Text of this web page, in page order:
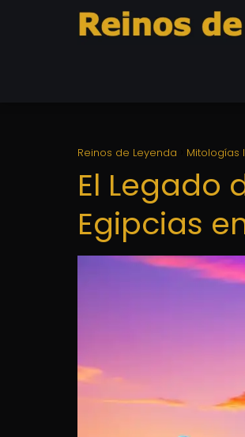
Reinos de Leyenda Mitologías
El Legado
Egipcias